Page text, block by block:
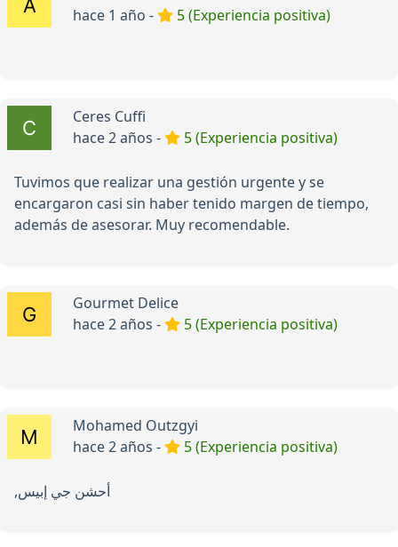
hace 1 año -
5 (Experiencia positiva)
Ceres Cuffi
hace 2 años -
5 (Experiencia positiva)
Tuvimos que realizar una gestión urgente y se
encargaron casi sin haber tenido margen de tiempo,
además de asesorar. Muy recomendable.
Gourmet Delice
hace 2 años -
5 (Experiencia positiva)
Mohamed Outzgyi
hace 2 años -
5 (Experiencia positiva)
,أحشن جي إبيس